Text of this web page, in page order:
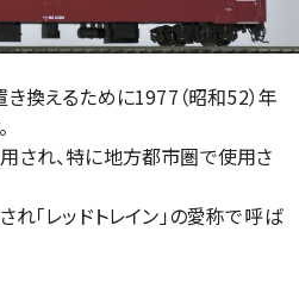
換えるために1977（昭和52）年
され、特に地方都市圏で使用さ
「レッドトレイン」の愛称で呼ば